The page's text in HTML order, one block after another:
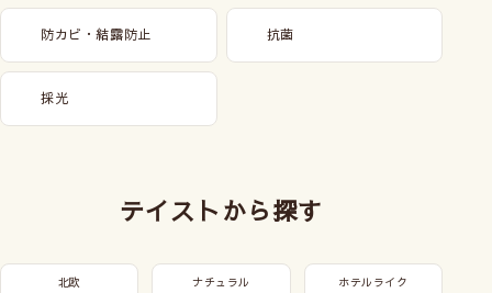
防カビ・結露防止 抗菌
採光
テイストから探す
北欧 ナチュラル ホテルライク